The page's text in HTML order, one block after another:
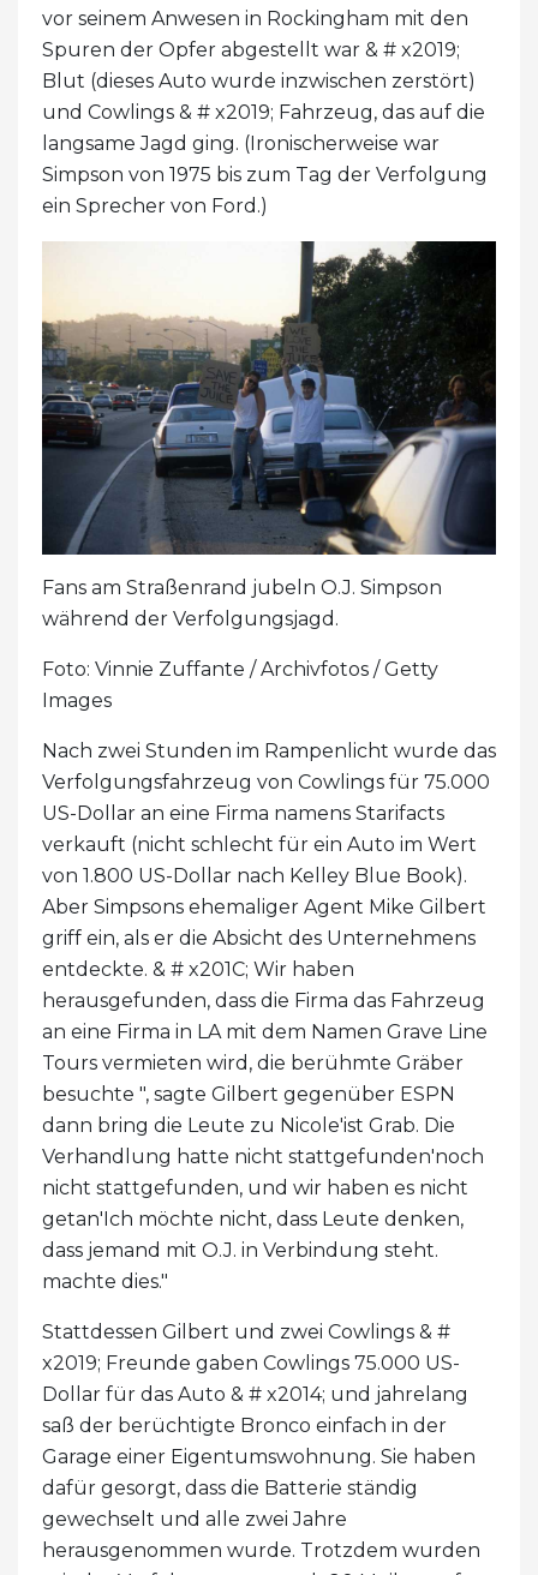
vor seinem Anwesen in Rockingham mit den
Spuren der Opfer abgestellt war & # x2019;
Blut (dieses Auto wurde inzwischen zerstört)
und Cowlings & # x2019; Fahrzeug, das auf die
langsame Jagd ging. (Ironischerweise war
Simpson von 1975 bis zum Tag der Verfolgung
ein Sprecher von Ford.)
Fans am Straßenrand jubeln O.J. Simpson
während der Verfolgungsjagd.
Foto: Vinnie Zuffante / Archivfotos / Getty
Images
Nach zwei Stunden im Rampenlicht wurde das
Verfolgungsfahrzeug von Cowlings für 75.000
US-Dollar an eine Firma namens Starifacts
verkauft (nicht schlecht für ein Auto im Wert
von 1.800 US-Dollar nach Kelley Blue Book).
Aber Simpsons ehemaliger Agent Mike Gilbert
griff ein, als er die Absicht des Unternehmens
entdeckte. & # x201C; Wir haben
herausgefunden, dass die Firma das Fahrzeug
an eine Firma in LA mit dem Namen Grave Line
Tours vermieten wird, die berühmte Gräber
besuchte ", sagte Gilbert gegenüber ESPN
dann bring die Leute zu Nicole'ist Grab. Die
Verhandlung hatte nicht stattgefunden'noch
nicht stattgefunden, und wir haben es nicht
getan'Ich möchte nicht, dass Leute denken,
dass jemand mit O.J. in Verbindung steht.
machte dies."
Stattdessen Gilbert und zwei Cowlings & #
x2019; Freunde gaben Cowlings 75.000 US-
Dollar für das Auto & # x2014; und jahrelang
saß der berüchtigte Bronco einfach in der
Garage einer Eigentumswohnung. Sie haben
dafür gesorgt, dass die Batterie ständig
gewechselt und alle zwei Jahre
herausgenommen wurde. Trotzdem wurden